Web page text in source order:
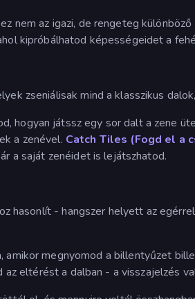
nem az igazi, de rengeteg
kipróbálhatod képességeidet a
zseniálisak mind a klasszikus
hogyan játssz egy sor dalt a zene
a zenével. Catch Tiles (Fogd el a
a saját zenéidet is lejátszhatod.
hasonlít - hangszer helyett az
megnyomod a billentyűzet
eltérést a dalban - a visszajelzés